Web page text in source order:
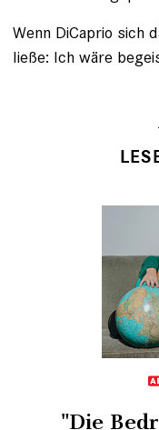
Wenn DiCaprio sich
ließe: Ich wäre
"Die